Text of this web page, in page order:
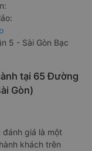
5 - Sài Gòn Bạc
tại 65 Đường
Gòn)
đánh giá là một
khách trên